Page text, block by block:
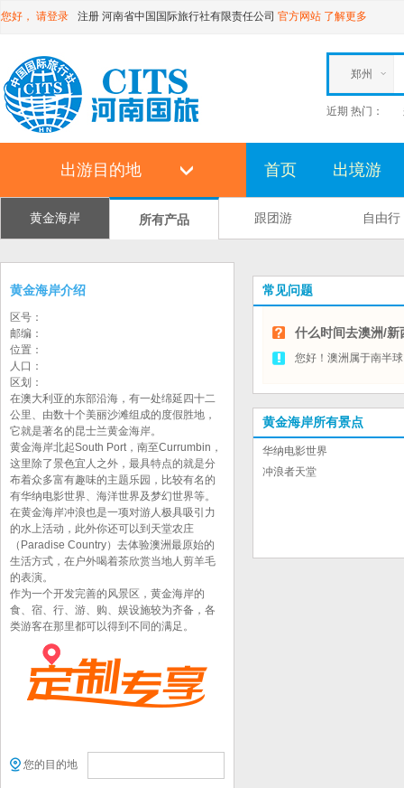
您好， 请登录 注册 河南省中国国际旅行社有限责任公司 官方网站 了解更多
郑州
近期 热门：
出游目的地 首页 出境游
黄金海岸 所有产品 跟团游 自由行
黄金海岸介绍
区号：
邮编：
位置：
人口：
区划：
在澳大利亚的东部沿海，有一处绵延四十二
公里、由数十个美丽沙滩组成的度假胜地，
它就是著名的昆士兰黄金海岸。
黄金海岸北起South Port，南至Currumbin，
这里除了景色宜人之外，最具特点的就是分
布着众多富有趣味的主题乐园，比较有名的
有华纳电影世界、海洋世界及梦幻世界等。
在黄金海岸冲浪也是一项对游人极具吸引力
的水上活动，此外你还可以到天堂农庄
（Paradise Country）去体验澳洲最原始的
生活方式，在户外喝着茶欣赏当地人剪羊毛
的表演。
作为一个开发完善的风景区，黄金海岸的
食、宿、行、游、购、娱设施较为齐备，各
类游客在那里都可以得到不同的满足。
您的目的地
常见问题
什么时间去澳洲/
您好！澳洲属于南半
黄金海岸所有景点
华纳电影世界
冲浪者天堂